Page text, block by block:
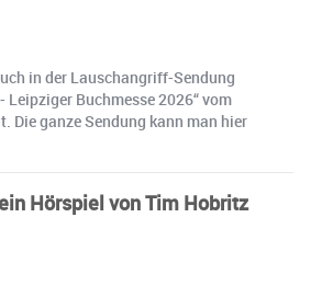
in der Lauschangriff-Sendung
Leipziger Buchmesse 2026“ vom
Die ganze Sendung kann man hier
Hörspiel von Tim Hobritz